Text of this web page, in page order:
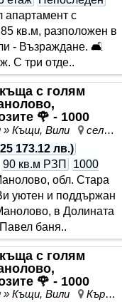
апартамент с
кв.м, разположен в
- Възраждане. 🛋
С три отде..
с голям
🌹 - 1000
» Къщи, Вили
село Манолово, Стара Загора, област Стара Загора
173.12 лв.)
90 кв.м РЗП
1000
обл. Стара
уютен и поддържан
в Долината
баня..
с голям
🌹 - 1000
» Къщи, Вили
Кърджали, област Кърджали